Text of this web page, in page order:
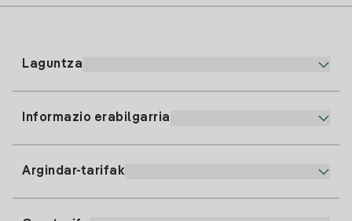
Laguntza
Informazio erabilgarria
Argindar-tarifak